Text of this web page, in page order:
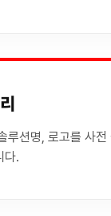
루션명, 로고를 사
다.